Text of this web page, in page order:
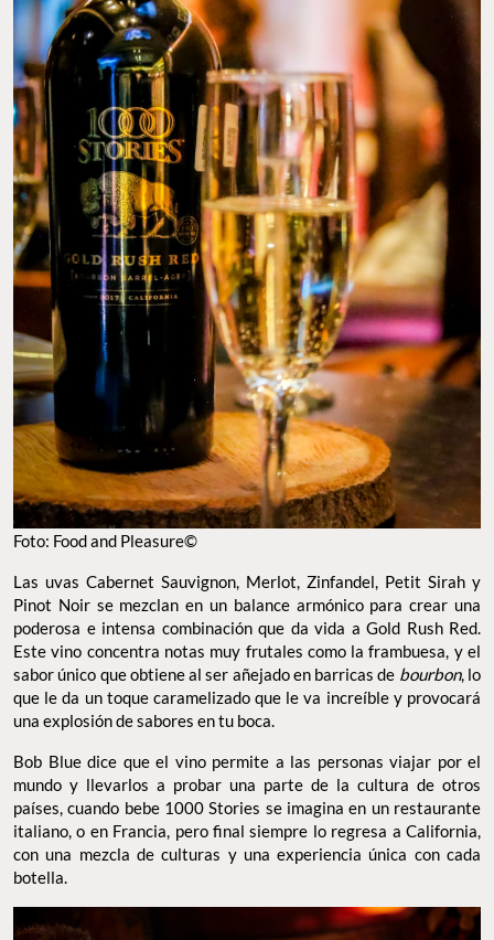
Foto: Food and Pleasure©
Las uvas Cabernet Sauvignon, Merlot, Zinfandel, Petit Sirah y
Pinot Noir se mezclan en un balance armónico para crear una
poderosa e intensa combinación que da vida a Gold Rush Red.
Este vino concentra notas muy frutales como la frambuesa, y el
sabor único que obtiene al ser añejado en barricas de bourbon, lo
que le da un toque caramelizado que le va increíble y provocará
una explosión de sabores en tu boca.
Bob Blue dice que el vino permite a las personas viajar por el
mundo y llevarlos a probar una parte de la cultura de otros
países, cuando bebe 1000 Stories se imagina en un restaurante
italiano, o en Francia, pero final siempre lo regresa a California,
con una mezcla de culturas y una experiencia única con cada
botella.